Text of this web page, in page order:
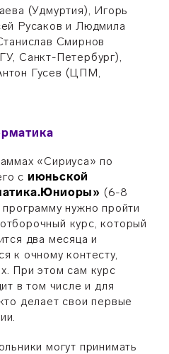
(Удмуртия), Игорь
Русаков и Людмила
Смирнов
Санкт-Петербург),
Гусев (ЦПМ,
«Сириуса» по
с июньской
(6-8
нужно пройти
курс, который
два месяца и
к очному контесту,
При этом сам курс
в том числе и для
делает свои первые
могут принимать